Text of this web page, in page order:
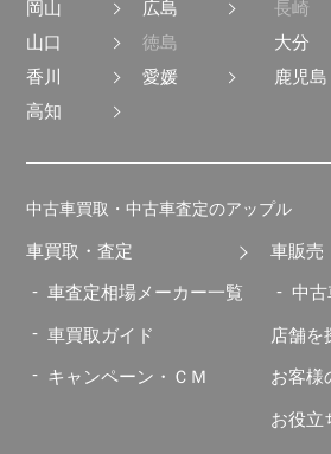
岡山
広島
山口
徳島
香川
愛媛
高知
長崎
大分
鹿児島
中古車買取・中古車査定のアップル
車買取・査定
車査定相場メーカー一覧
車買取ガイド
キャンペーン・ＣＭ
車販売
中
店舗を
お客様
お役立